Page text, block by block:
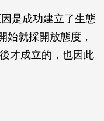
是成功建立了生態
始就採開放態度，
才成立的，也因此